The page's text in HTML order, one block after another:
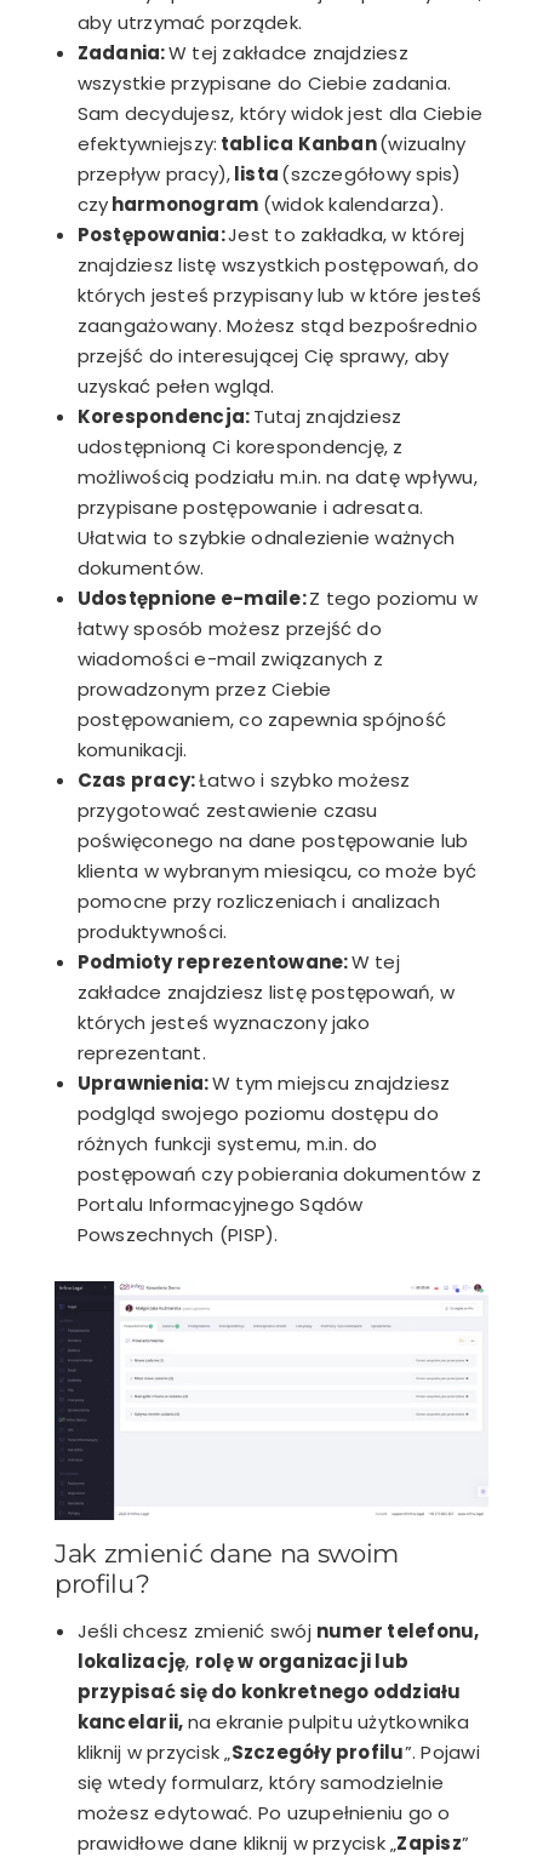
aby utrzymać porządek.
Zadania:W tej zakładce znajdziesz
wszystkie przypisane do Ciebie zadania.
Sam decydujesz, który widok jest dla Ciebie
efektywniejszy: tablica Kanban(wizualny
przepływ pracy),lista(szczegółowy spis)
czyharmonogram (widok kalendarza).
Postępowania:Jest to zakładka, w której
znajdziesz listę wszystkich postępowań, do
których jesteś przypisany lub w które jesteś
zaangażowany. Możesz stąd bezpośrednio
przejść do interesującej Cię sprawy, aby
uzyskać pełen wgląd.
Korespondencja:Tutaj znajdziesz
udostępnioną Ci korespondencję, z
możliwością podziału m.in. na datę wpływu,
przypisane postępowanie i adresata.
Ułatwia to szybkie odnalezienie ważnych
dokumentów.
Udostępnione e-maile:Z tego poziomu w
łatwy sposób możesz przejść do
wiadomości e-mail związanych z
prowadzonym przez Ciebie
postępowaniem, co zapewnia spójność
komunikacji.
Czas pracy:Łatwo i szybko możesz
przygotować zestawienie czasu
poświęconego na dane postępowanie lub
klienta w wybranym miesiącu, co może być
pomocne przy rozliczeniach i analizach
produktywności.
Podmioty reprezentowane:W tej
zakładce znajdziesz listę postępowań, w
których jesteś wyznaczony jako
reprezentant.
Uprawnienia:W tym miejscu znajdziesz
podgląd swojego poziomu dostępu do
różnych funkcji systemu, m.in. do
postępowań czy pobierania dokumentów z
Portalu Informacyjnego Sądów
Powszechnych (PISP).
Jak zmienić dane na swoim
profilu?
Jeśli chcesz zmienić swój numer telefonu,
lokalizację, rolę w organizacji lub
przypisać się do konkretnego oddziału
kancelarii,na ekranie pulpitu użytkownika
kliknij w przycisk „Szczegóły profilu”. Pojawi
się wtedy formularz, który samodzielnie
możesz edytować. Po uzupełnieniu go o
prawidłowe dane kliknij w przycisk „Zapisz”